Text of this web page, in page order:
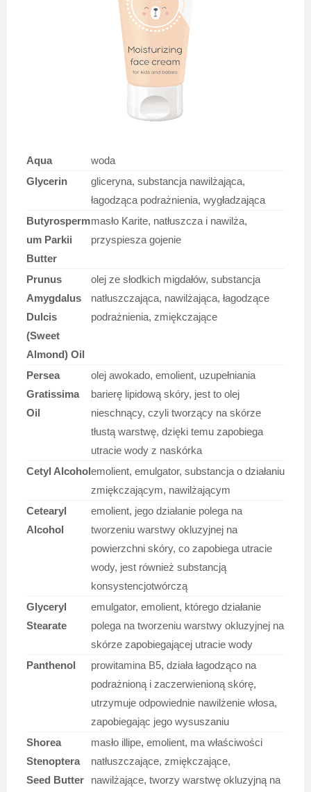
Aqua
woda
Glycerin
gliceryna, substancja nawilżająca,
łagodząca podrażnienia, wygładzająca
Butyrosperm
um Parkii
Butter
masło Karite, natłuszcza i nawilża,
przyspiesza gojenie
Prunus
Amygdalus
Dulcis
(Sweet
Almond) Oil
olej ze słodkich migdałów, substancja
natłuszczająca, nawilżająca, łagodzące
podrażnienia, zmiękczające
Persea
Gratissima
Oil
olej awokado, emolient, uzupełniania
barierę lipidową skóry, jest to olej
nieschnący, czyli tworzący na skórze
tłustą warstwę, dzięki temu zapobiega
utracie wody z naskórka
Cetyl Alcoholemolient, emulgator, substancja o działaniu
zmiękczającym, nawilżającym
Cetearyl
Alcohol
emolient, jego działanie polega na
tworzeniu warstwy okluzyjnej na
powierzchni skóry, co zapobiega utracie
wody, jest również substancją
konsystencjotwórczą
Glyceryl
Stearate
emulgator, emolient, którego działanie
polega na tworzeniu warstwy okluzyjnej na
skórze zapobiegającej utracie wody
Panthenol
prowitamina B5, działa łagodząco na
podrażnioną i zaczerwienioną skórę,
utrzymuje odpowiednie nawilżenie włosa,
zapobiegając jego wysuszaniu
Shorea
Stenoptera
Seed Butter
masło illipe, emolient, ma właściwości
natłuszczające, zmiękczające,
nawilżające, tworzy warstwę okluzyjną na